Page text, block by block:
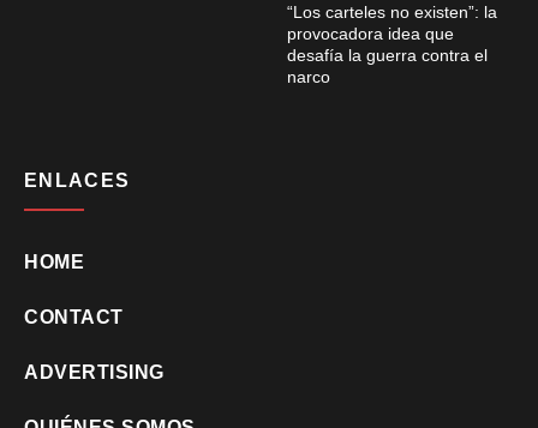
“Los carteles no existen”: la
provocadora idea que
desafía la guerra contra el
narco
ENLACES
HOME
CONTACT
ADVERTISING